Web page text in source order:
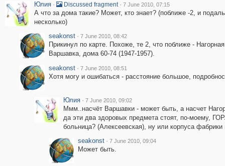
Юлия · Discussed fragment · 7 June 2010, 07:15
А что за дома такие? Может, кто знает? (поближе -2, и
несколько)
seakonst · 7 June 2010, 08:42
Прикинул по карте. Похоже, те 2, что поближе -
Варшавка, дома 60-74 (1947-1957).
seakonst · 7 June 2010, 08:51
Хотя могу и ошибаться - расстояние большое,
Юлия · 7 June 2010, 09:02
Ммм..насчёт Варшавки - может быть, а насчет
да эти два здоровых предмета стоят, по-моему,
больница? (Алексеевская), ну или корпуса
seakonst · 7 June 2010, 09:04
Может быть.